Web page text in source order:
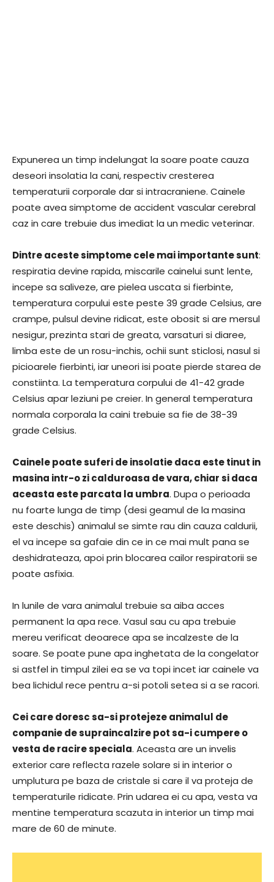
Expunerea un timp indelungat la soare poate cauza
deseori insolatia la cani, respectiv cresterea
temperaturii corporale dar si intracraniene. Cainele
poate avea simptome de accident vascular cerebral
caz in care trebuie dus imediat la un medic veterinar.
Dintre aceste simptome cele mai importante sunt:
respiratia devine rapida, miscarile cainelui sunt lente,
incepe sa saliveze, are pielea uscata si fierbinte,
temperatura corpului este peste 39 grade Celsius, are
crampe, pulsul devine ridicat, este obosit si are mersul
nesigur, prezinta stari de greata, varsaturi si diaree,
limba este de un rosu-inchis, ochii sunt sticlosi, nasul si
picioarele fierbinti, iar uneori isi poate pierde starea de
constiinta. La temperatura corpului de 41-42 grade
Celsius apar leziuni pe creier. In general temperatura
normala corporala la caini trebuie sa fie de 38-39
grade Celsius.
Cainele poate suferi de insolatie daca este tinut in
masina intr-o zi calduroasa de vara, chiar si daca
aceasta este parcata la umbra. Dupa o perioada
nu foarte lunga de timp (desi geamul de la masina
este deschis) animalul se simte rau din cauza caldurii,
el va incepe sa gafaie din ce in ce mai mult pana se
deshidrateaza, apoi prin blocarea cailor respiratorii se
poate asfixia.
In lunile de vara animalul trebuie sa aiba acces
permanent la apa rece. Vasul sau cu apa trebuie
mereu verificat deoarece apa se incalzeste de la
soare. Se poate pune apa inghetata de la congelator
si astfel in timpul zilei ea se va topi incet iar cainele va
bea lichidul rece pentru a-si potoli setea si a se racori.
Cei care doresc sa-si protejeze animalul de
companie de supraincalzire pot sa-i cumpere o
vesta de racire speciala. Aceasta are un invelis
exterior care reflecta razele solare si in interior o
umplutura pe baza de cristale si care il va proteja de
temperaturile ridicate. Prin udarea ei cu apa, vesta va
mentine temperatura scazuta in interior un timp mai
mare de 60 de minute.